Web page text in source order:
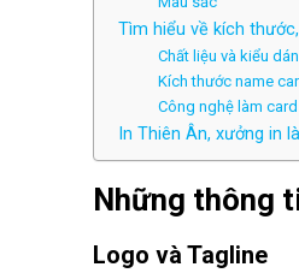
Tìm hiểu về kích
Chất liệu và kiểu
Kích thước name
Công nghệ làm
In Thiên Ân, xưởng in
Những thông
Logo và Tagline